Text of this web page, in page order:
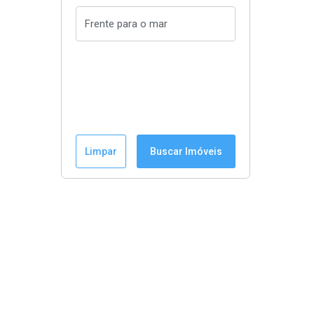
Limpar Buscar Imóveis